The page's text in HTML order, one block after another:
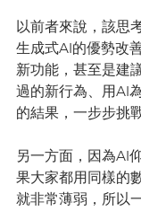
以前者來說，該思
生成式AI的優勢改
新功能，甚至是建
過的新行為、用AI
的結果，一步步挑
另一方面，因為AI
果大家都用同樣的
就非常薄弱，所以